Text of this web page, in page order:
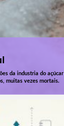
da industria do açúcar
muitas vezes mortais.